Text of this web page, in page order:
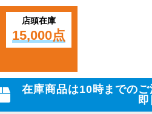
店頭在庫
15,000点
在庫商品は10時までの
即